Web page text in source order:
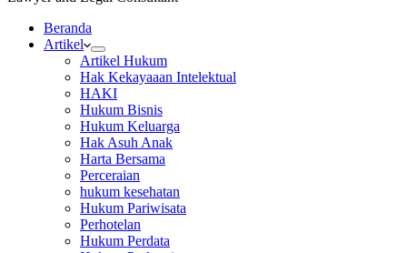
Beranda
Artikel
Artikel Hukum
Hak Kekayaaan Intelektual
HAKI
Hukum Bisnis
Hukum Keluarga
Hak Asuh Anak
Harta Bersama
Perceraian
hukum kesehatan
Hukum Pariwisata
Perhotelan
Hukum Perdata